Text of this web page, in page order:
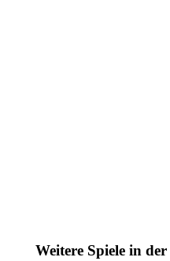
Weitere Spiele in der